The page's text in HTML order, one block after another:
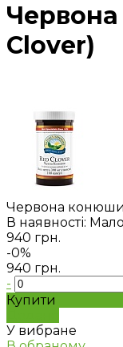
Clover)
Червона
В наявності: Мало
940 грн.
-0%
940 грн.
-
Купити
У вибране